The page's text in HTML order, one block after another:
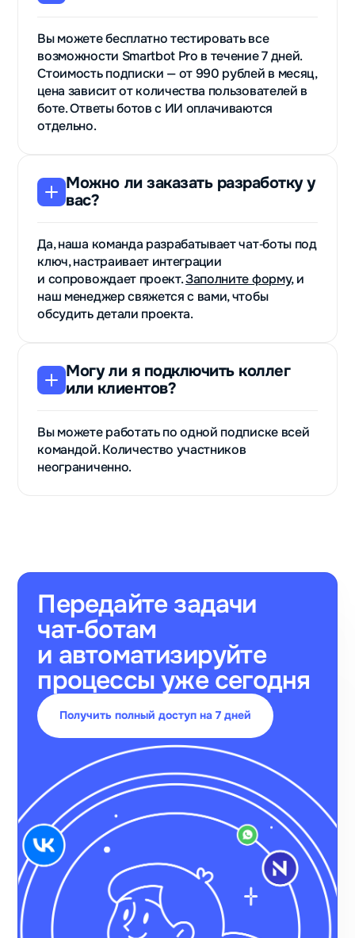
Вы можете бесплатно тестировать все
возможности Smartbot Pro в течение 7 дней.
Стоимость подписки — от 990 рублей в месяц,
цена зависит от количества пользователей в
боте. Ответы ботов с ИИ оплачиваются
отдельно.
Можно ли заказать разработку у
вас?
Да, наша команда разрабатывает чат‑боты под
ключ, настраивает интеграции
и сопровождает проект.Заполните форму, и
наш менеджер свяжется с вами, чтобы
обсудить детали проекта.
Могу ли я подключить коллег
или клиентов?
Вы можете работать по одной подписке всей
командой. Количество участников
неограниченно.
Передайте задачи
чат‑ботам
и автоматизируйте
процессы уже сегодня
Получить полный доступ на 7 дней